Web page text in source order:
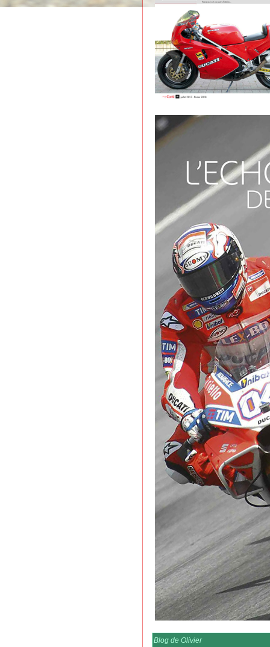
Blog de Olivier